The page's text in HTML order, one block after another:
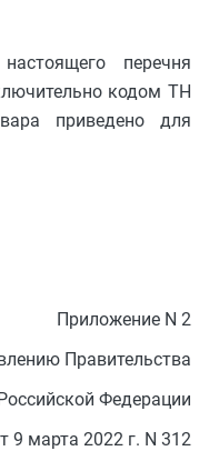
перечня
кодом ТН
приведено для
Приложение N 2
Правительства
Федерации
9 марта 2022 г. N 312